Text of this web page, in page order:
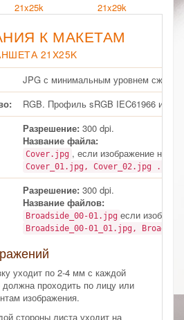
21x25k 21x29k
К МАКЕТАМ
21X25K
JPG с минимальным уровнем сжатия.
RGB. Профиль sRGB IEC61966 или
Разрешение: 300 dpi.
Название файла:
Cover.jpg , если изображение на
Cover_01.jpg, Cover_02.jpg ...
Разрешение: 300 dpi.
Название файлов:
Broadside_00-01.jpg если
Broadside_00-01_01.jpg,
уходит по 2-4 мм с каждой
проходить по лицу или
изображения.
стороны листа уходит на